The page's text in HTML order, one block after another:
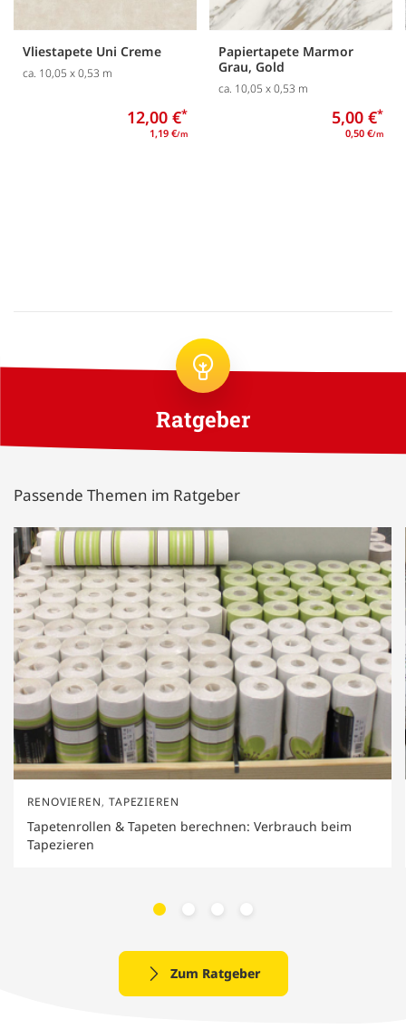
Vliestapete Uni Creme
ca. 10,05 x 0,53 m
12,00 €*
1,19 €/m
Papiertapete Marmor
Grau, Gold
ca. 10,05 x 0,53 m
5,00 €*
0,50 €/m
Ratgeber
Passende Themen im Ratgeber
Tapetenrollen & Tapeten berechnen: Verbrauch beim
Tapezieren
RENOVIEREN, TAPEZIEREN
Zum Ratgeber